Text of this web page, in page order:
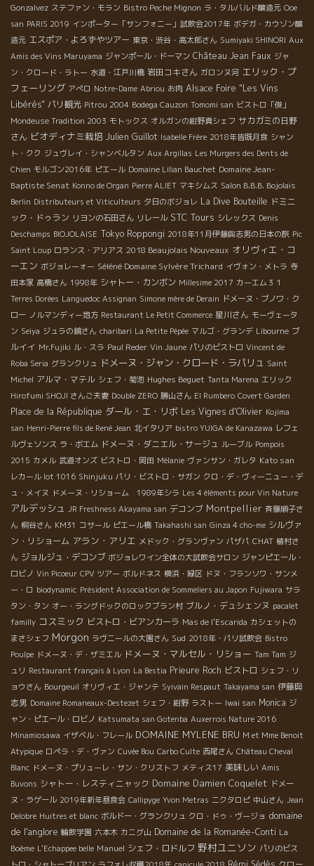
Gonzalvez ステファン・モラン Bistro Peche Mignon ラ・タルバルド醸造元 Ooe
san PARIS 2019 インポーター「サンフォニー」試飲会2017年 ボデガ・カウゾン醸
造元 エスポア・よろずやツアー 東京・渋谷・高太郎さん Sumiyaki SHINORI Aux
Amis des Vins Maruyama ジャンポール・ドーマン Château Jean Faux ジャ
ン・クロード・ラトー 水道・江戸川橋 岩田コキさん ガロンヌ河 エリック・プ
フェーリング アぺロ Notre-Dame Abriou お肉 Alsace Foire "Les Vins
Libérés" パリ観光 Pitrou 2004 Bodega Cauzon Tomomi san ビストロ「俊」
Mondeuse Tradition 2003 モトックス オルガンの紺野真シェフ サカガミの日野
さん ビオディナミ栽培 Julien Guillot Isabelle Frère 2018年皆既月食 シャン
ト・クク ジュヴレイ・シャンベルタン Aux Argillas Les Murgers des Dents de
Chien モルゴン2016年 ピエール Domaine Lilian Bauchet Domaine Jean-
Baptiste Senat Konno de Organ Pierre ALIET マキシムス Salon B.B.B. Bojolais
Berlin Distributeurs et Viticulteurs 夕日のボジョレ La Dive Bouteille ドミニ
ック・ドゥラン リヨンの石田さん リレール STC Tours シレックス Denis
Deschamps BIOJOLAISE Tokyo Roppongi 2018年11月伊藤與志男の日本の旅 Pic
Saint Loup ロランス・アリアス 2018 Beaujolais Nouveaux オリヴィエ・コ
ーエン ボジョレーォー Séléné Domaine Sylvère Trichard イヴォン・メトラ 寺
田本家 高橋さん 1998年 シャトー・カンボン Millesime 2017 カーエム３１
Terres Dorées Languedoc Assignan Simone mère de Derain ドメーヌ・ブノワ・ク
ロー ノルマンディー地方 Restaurant Le Petit Commerce 星川さん モーヴェータ
ン Seiya ジュラの鏡さん charibari La Petite Pépée マルゴ・グランデ Libourne ブ
ルイイ Mr.Fujiki ル・スラ Paul Reder Vin Jaune パリのビストロ Vincent de
Roba Seria グランクリュ ドメーヌ・ジャン・クロード・ラパリュ Saint
Michel アルマ・マテル シェフ・菊池 Hughes Beguet Tanta Marena エリック
Hirofumi SHOJI さんご夫妻 Double ZERO 勝山さん El Rumbero Covert Garden
Place de la République ダール・エ・リボ Les Vignes d'Olivier Kojima
san Henri-Pierre fils de René Jean 北イタリア bistro YUIGA de Kanazawa レフェ
ルヴェソンス ラ・ボエム ドメーヌ・ダニエル・サージュ ルーブル Pompois
2015 カメル 武道オンズ ビストロ・岡田 Mélanie ヴァンサン・ガレタ Kato san
レカール lot 1016 Shinjuku パリ・ビストロ・サガン クロ・デ・ヴィーニュー・デ
ュ・メイヌ ドメーヌ・リショーム 1989年シラ Les 4 éléments pour Vin Nature
アルデッシュ JR Freshness Akayama san デコンブ Montpellier 斉藤順子さ
ん 桐谷さん KM31 コサール ピエール橋 Takahashi san Ginza 4 cho-me シルヴァ
ン・リショーム アラン・アリエ メドック・グランヴァン パザパ CHAT 植村さ
ん ジョルジュ・デコンブ ボジョレワイン全体の大試飲会サロン ジャンピエール・
ロビノ Vin Picoeur CPV ツアー ボルドネス 横浜・緑区 ドヌ・フランソワ・サンメ
ー・ロ biodynamic Président Association de Sommeliers au Japon Fujiwara サラ
タン・タン オー・ラングドックのロックブラン村 ブルノ・デュシェンヌ pacalet
familly コスミック ビストロ・ビアンカーラ Mas de l'Escarida カシェットの
まさシェフ Morgon ラヴニールの大園さん Sud 2018年・パリ試飲会 Bistro
Poulpe ドメーヌ・デ・ザミエル ドメーヌ・マルセル・リショー Tam Tam ジ
ュリ Restaurant français à Lyon La Bestia Prieure Roch ビストロ シェフ・リ
ョウさん Bourgeuil オリヴィエ・ジャンテ Syivain Respaut Takayama san 伊藤與
志男 Domaine Romaneaux-Destezet シェフ・紺野 ラストー Iwai san Monica ジ
ャン・ピエール・ロビノ Katsumata san Gotenba Auxerrois Nature 2016
Minamiosawa イザベル・フレール DOMAINE MYLENE BRU M et Mme Benoit
Atypique ロペラ・デ・ヴァン Cuvée Bou Carbo Culte 西尾さん Château Cheval
Blanc ドメーヌ・プリューレ・サン・クリストフ メティス17 美味しい Amis
Buvons シャトー・レスティニャック Domaine Damien Coquelet ドメー
ヌ・ラゲール 2019年新年昼食会 Callipyge Yvon Metras ニクタロピ 中山さん Jean
Delobre Huitres et blanc ボルドー・グランクリュ クロ・ドゥ・ヴージョ domaine
de l'anglore 輪飲学園 六本木 カニグ山 Domaine de la Romanée-Conti La
Boème L'Echappee belle Manuel シェフ・ロドルフ 野村ユニソン パリのビス